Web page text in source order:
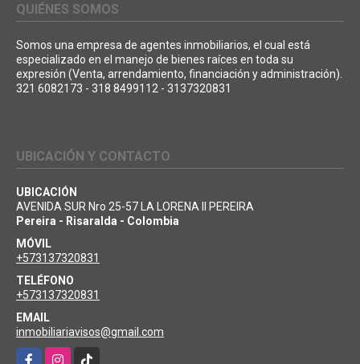
QUIÉNES SOMOS
Somos una empresa de agentes inmobiliarios, el cual está
especializado en el manejo de bienes raíces en toda su
expresión (Venta, arrendamiento, financiación y administración).
321 6082173 - 318 8499112 - 3137320831
UBICACIÓN Y CONTACTO
UBICACIÓN
AVENIDA SUR Nro 25-57 LA LORENA II PEREIRA
Pereira - Risaralda - Colombia
MÓVIL
+573137320831
TELÉFONO
+573137320831
EMAIL
inmobiliariavisos@gmail.com
FacebookInstagramTikTok